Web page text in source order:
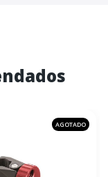
AGOTADO